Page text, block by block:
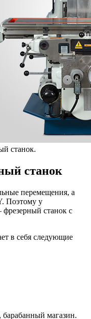
станок.
станок
перемещения, а
Поэтому у
фрезерный станок с
в себя следующие
магазин.